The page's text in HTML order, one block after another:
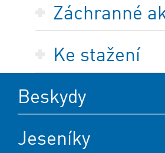
Záchranné
Ke stažení
Beskydy
Jeseníky